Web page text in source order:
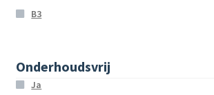
B3
Onderhoudsvrij
Ja